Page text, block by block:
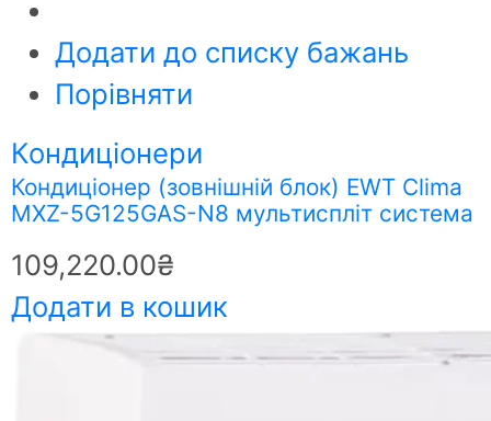
Додати до списку бажань
Порівняти
Кондиціонери
Кондиціонер (зовнішній блок) EWT Clima
MXZ-5G125GAS-N8 мультиспліт система
109,220.00₴
Додати в кошик